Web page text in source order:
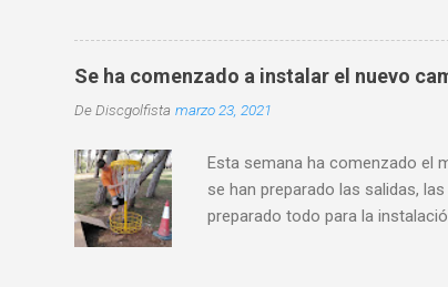
Asturias y empiezo a meterme
crea la Asociación Española de
existió durante varios años y
torneo y no existe rastro de
de Frisbee. Cinco
Se ha comenzado a instalar el nuevo
DeDiscgolfista marzo 23, 2021
Esta semana ha comenzado el
se han preparado las salidas,
preparado todo para la
par de conocidos: @pauetfpv ,